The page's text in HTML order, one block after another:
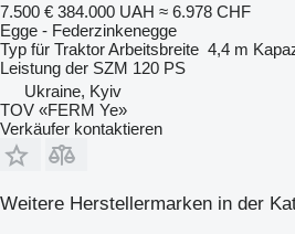
7.500 € 384.000 UAH ≈ 6.978 CHF
Egge - Federzinkenegge
Typ für TraktorArbeitsbreite 4,4 m
Leistung der SZM 120 PS
Ukraine, Kyiv
TOV «FERM Ye»
Verkäufer kontaktieren
Weitere Herstellermarken in der